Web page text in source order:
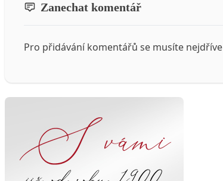
Zanechat komentář
Pro přidávání komentářů se musíte nejdříve